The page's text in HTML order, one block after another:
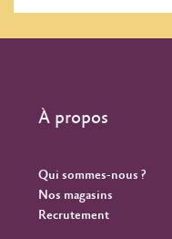
À propos
Qui sommes-nous ?
Nos magasins
Recrutement